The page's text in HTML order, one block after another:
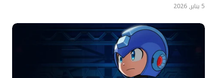
5 يناير, 2026